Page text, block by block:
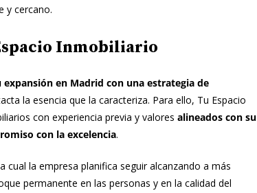
y cercano.
Inmobiliario
expansión en Madrid con una estrategia de
la esencia que la caracteriza. Para ello, Tu Espacio
con experiencia previa y valores alineados con su
con la excelencia.
la empresa planifica seguir alcanzando a más
permanente en las personas y en la calidad del